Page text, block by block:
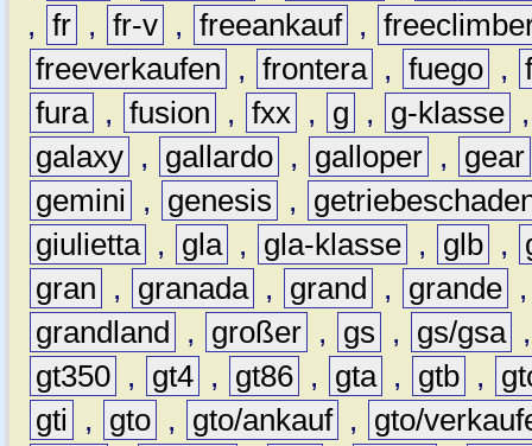
, fr , fr-v , freeankauf ,
freeverkaufen
, frontera , fuego ,
fura , fusion , fxx , g , g-klasse
galaxy , gallardo , galloper ,
gear
gemini
, genesis ,
giulietta , gla , gla-klasse , glb ,
gran
, granada , grand , grande
grandland
, großer , gs , gs/gsa
gt350 , gt4 , gt86 , gta , gtb ,
gti
, gto , gto/ankauf ,
gto/